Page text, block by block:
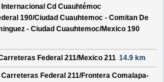
Internacional Cd Cuauhtémoc
190/Ciudad Cuauhtemoc - Comitan De
- Ciudad Cuauhtemoc/Mexico 190
Federal 211/Mexico 211 14.9 km
Carreteras Federal 211/Frontera Comalapa-